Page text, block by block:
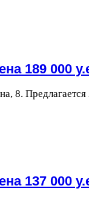
189 000
8. Предлагается
137 000